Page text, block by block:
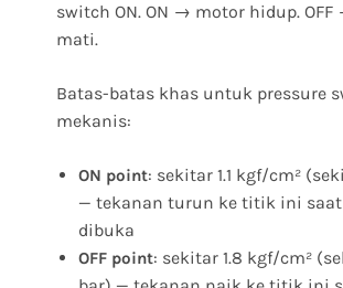
switch ON. ON → motor hidup.
mati.
Batas-batas khas untuk pressure
mekanis:
ON point: sekitar 1.1 kgf/cm²
— tekanan turun ke titik ini saat
dibuka
OFF point: sekitar 1.8 kgf/cm²